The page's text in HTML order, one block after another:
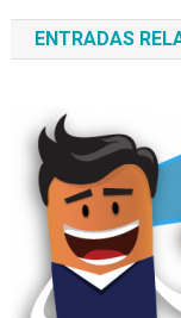
de
entradas
ENTRADAS